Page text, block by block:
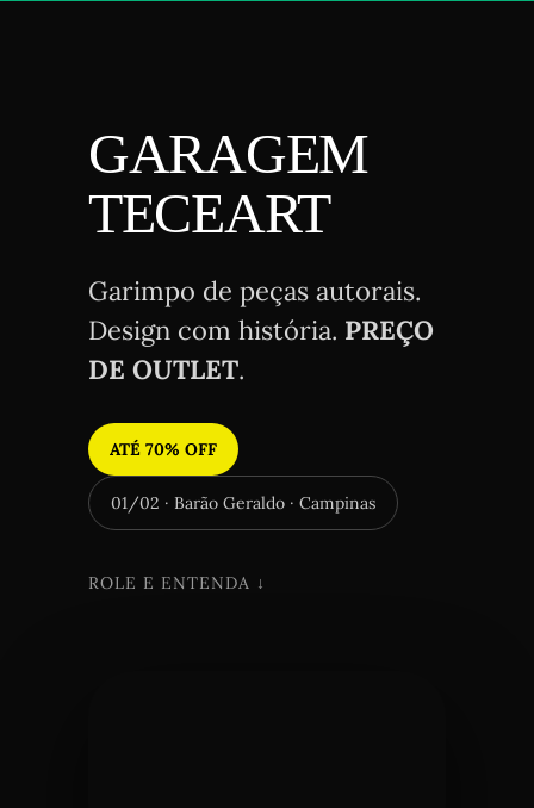
GARAGEM
TECEART
Garimpo de peças autorais.
Design com história. PREÇO
DE OUTLET.
ATÉ 70% OFF
01/02 · Barão Geraldo · Campinas
ROLE E ENTENDA ↓